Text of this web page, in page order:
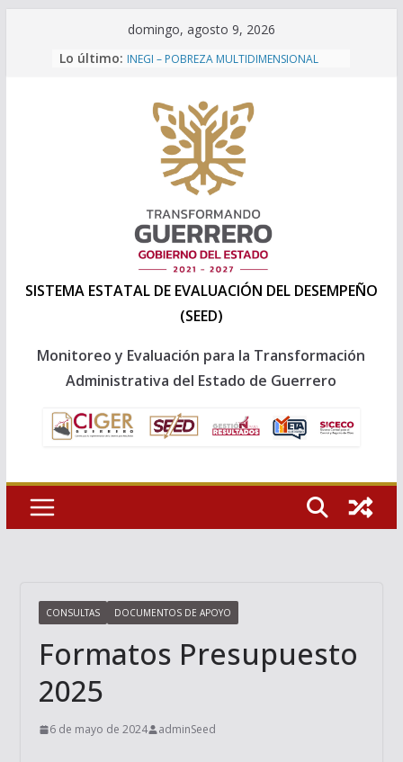
domingo, agosto 9, 2026
Lo último: INEGI – POBREZA MULTIDIMENSIONAL
Formatos Presupuesto 2027
Formatos Presupuesto 2026
Capacitación a personal 2025 de la
Direccion General de Evaluación de la
SEPLADER
SISTEMA ESTATAL DE EVALUACIÓN DEL DESEMPEÑO
(SEED)
Monitoreo y Evaluación para la Transformación
Administrativa del Estado de Guerrero
CONSULTAS DOCUMENTOS DE APOYO
Formatos Presupuesto
2025
6 de mayo de 2024 adminSeed